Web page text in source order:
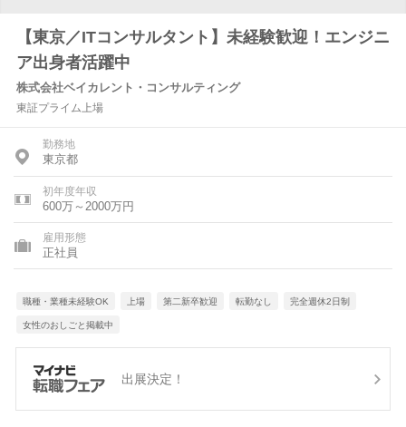
【東京／ITコンサルタント】未経験歓迎！エンジニ
ア出身者活躍中
株式会社ベイカレント・コンサルティング
東証プライム上場
勤務地
東京都
初年度年収
600万～2000万円
雇用形態
正社員
職種・業種未経験OK 上場 第二新卒歓迎 転勤なし 完全週休2日制
女性のおしごと掲載中
出展決定！